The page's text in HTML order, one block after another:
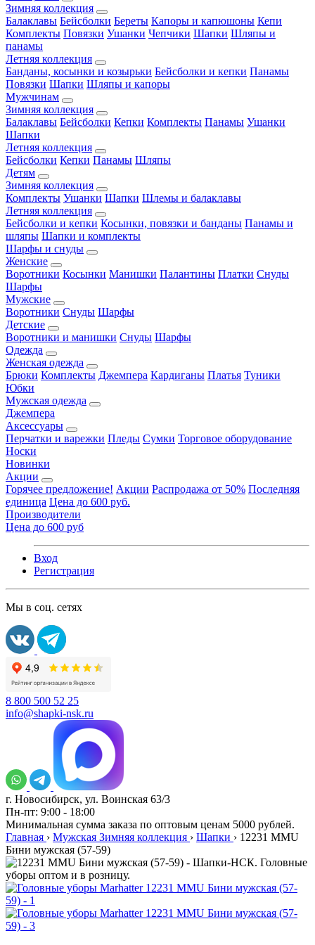
Зимняя коллекция
Балаклавы Бейсболки Береты Капоры и капюшоны Кепи
Комплекты Повязки Ушанки Чепчики Шапки Шляпы и
панамы
Летняя коллекция
Банданы, косынки и козырьки Бейсболки и кепки Панамы
Повязки Шапки Шляпы и капоры
Мужчинам
Зимняя коллекция
Балаклавы Бейсболки Кепки Комплекты Панамы Ушанки
Шапки
Летняя коллекция
Бейсболки Кепки Панамы Шляпы
Детям
Зимняя коллекция
Комплекты Ушанки Шапки Шлемы и балаклавы
Летняя коллекция
Бейсболки и кепки Косынки, повязки и банданы Панамы и
шляпы Шапки и комплекты
Шарфы и снуды
Женские
Воротники Косынки Манишки Палантины Платки Снуды
Шарфы
Мужские
Воротники Снуды Шарфы
Детские
Воротники и манишки Снуды Шарфы
Одежда
Женская одежда
Брюки Комплекты Джемпера Кардиганы Платья Туники
Юбки
Мужская одежда
Джемпера
Аксессуары
Перчатки и варежки Пледы Сумки Торговое оборудование
Носки
Новинки
Акции
Горячее предложение! Акции Распродажа от 50% Последняя
единица Цена до 600 руб.
Производители
Цена до 600 руб
Вход
Регистрация
Мы в соц. сетях
8 800 500 52 25
info@shapki-nsk.ru
г. Новосибирск, ул. Воинская 63/3
Пн-пт: 9:00 - 18:00
Минимальная сумма заказа по оптовым ценам 5000 рублей.
Главная › Мужская Зимняя коллекция › Шапки › 12231 MMU
Бини мужская (57-59)